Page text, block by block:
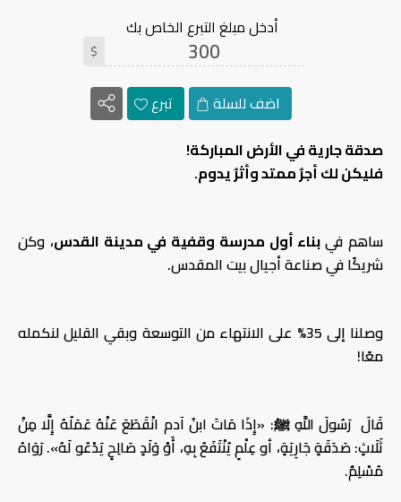
أدخل مبلغ التبرع الخاص بك
$
اضف للسلة
تبرع
صدقة جارية في الأرض المباركة!
فليكن لك أجرٌ ممتد وأثرٌ يدوم.
ساهم فيبناء أول مدرسة وقفية في مدينة القدس، وكن
شريكًا في صناعة أجيال بيت المقدس.
وصلنا إلى 35% على الانتهاء من التوسعة وبقي القليل لنكمله
معًا!
قَالَ رَسُولَ اللَّهِ ﷺ: «إِذَا مَاتَ ابنُ آدم انْقَطَعَ عَنْهُ عَمَلُهُ إِلَّا مِنْ
ثَلَاثٍ: صَدَقَةٍ جَارِيَةٍ، أو عِلْمٍ يُنْتَفَعُ بِهِ، أَوْ وَلَدٍ صَالِحٍ يَدْعُو لَهُ». رَوَاهُ
مُسْلِمٌ.